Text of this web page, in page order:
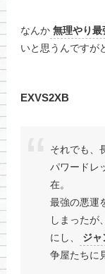
なんか 無理やり最
いと思うんですが
EXVS2XB
それでも、
パワードレ
在。
最強の悪運
しまったが
にし、
ジャ
争屋たちに